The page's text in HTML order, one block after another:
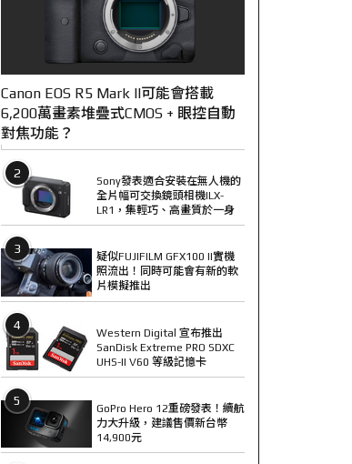
Canon EOS R5 Mark II可能會搭載
6,200萬畫素堆疊式CMOS + 眼控自動
對焦功能？
2
Sony發表適合安裝在無人機的
全片幅可交換鏡頭相機ILX-
LR1，集輕巧、高畫質於一身
3
疑似FUJIFILM GFX100 II實機
照流出！同時可能會有新的軟
片模擬推出
4
Western Digital 宣布推出
SanDisk Extreme PRO SDXC
UHS-II V60 等級記憶卡
5
GoPro Hero 12重磅發表！續航
力大升級，建議售價新台幣
14,900元